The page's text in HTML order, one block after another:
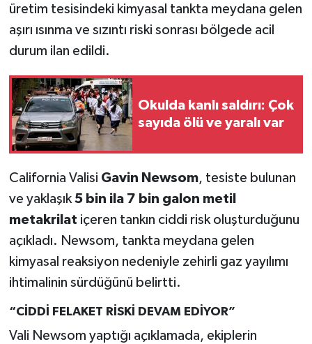
üretim tesisindeki kimyasal tankta meydana gelen
aşırı ısınma ve sızıntı riski sonrası bölgede acil
durum ilan edildi.
Okulda kanlı saldırı: Çok
sayıda ölü ve yaralı var
California Valisi Gavin Newsom, tesiste bulunan
ve yaklaşık 5 bin ila 7 bin galon metil
metakrilat içeren tankın ciddi risk oluşturduğunu
açıkladı. Newsom, tankta meydana gelen
kimyasal reaksiyon nedeniyle zehirli gaz yayılımı
ihtimalinin sürdüğünü belirtti.
“CİDDİ FELAKET RİSKİ DEVAM EDİYOR”
Vali Newsom yaptığı açıklamada, ekiplerin